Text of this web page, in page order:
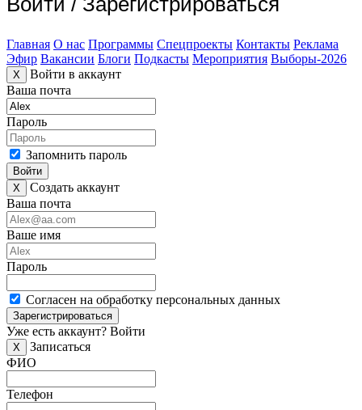
Главная О нас Программы Спецпроекты Контакты Реклама
Эфир Вакансии Блоги Подкасты Мероприятия Выборы-2026
X
Войти в аккаунт
Ваша почта
Пароль
Запомнить пароль
Войти
X
Создать аккаунт
Ваша почта
Ваше имя
Пароль
Согласен на обработку персональных данных
Зарегистрироваться
Уже есть аккаунт? Войти
X
Записаться
ФИО
Телефон